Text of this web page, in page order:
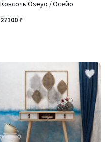
Консоль Oseyo / Осейо
27100 ₽